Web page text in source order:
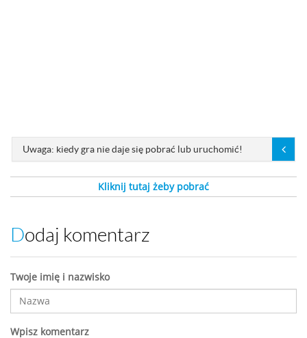
Uwaga: kiedy gra nie daje się pobrać lub uruchomić!
Kliknij tutaj żeby pobrać
Dodaj komentarz
Twoje imię i nazwisko
Wpisz komentarz